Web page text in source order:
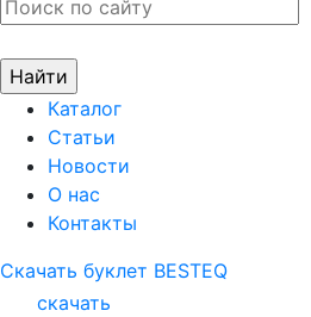
Каталог
Статьи
Новости
О нас
Контакты
Скачать буклет BESTEQ
скачать